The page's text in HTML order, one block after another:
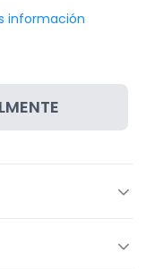
información